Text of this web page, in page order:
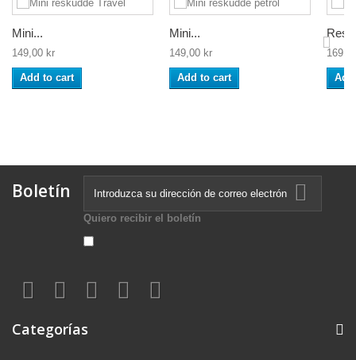
Mini...
149,00 kr
Add to cart
Mini...
149,00 kr
Add to cart
Boletín
Quiero recibir el boletín
Categorías